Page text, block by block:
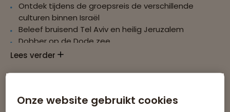
Ontdek tijdens de groepsreis de verschillende
culturen binnen Israël
Beleef bruisend Tel Aviv en heilig Jeruzalem
Dobber op de Dode zee
Maak een boottocht over het meer van Galilea
Lees verder
Onze website gebruikt cookies